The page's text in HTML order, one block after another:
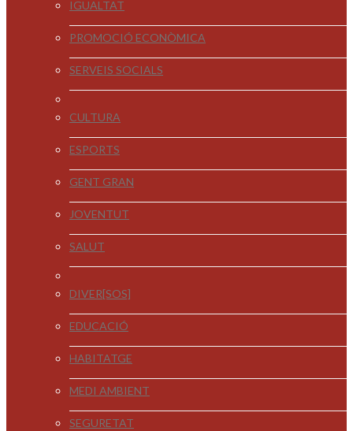
IGUALTAT
PROMOCIÓ ECONÒMICA
SERVEIS SOCIALS
CULTURA
ESPORTS
GENT GRAN
JOVENTUT
SALUT
DIVER[SOS]
EDUCACIÓ
HABITATGE
MEDI AMBIENT
SEGURETAT